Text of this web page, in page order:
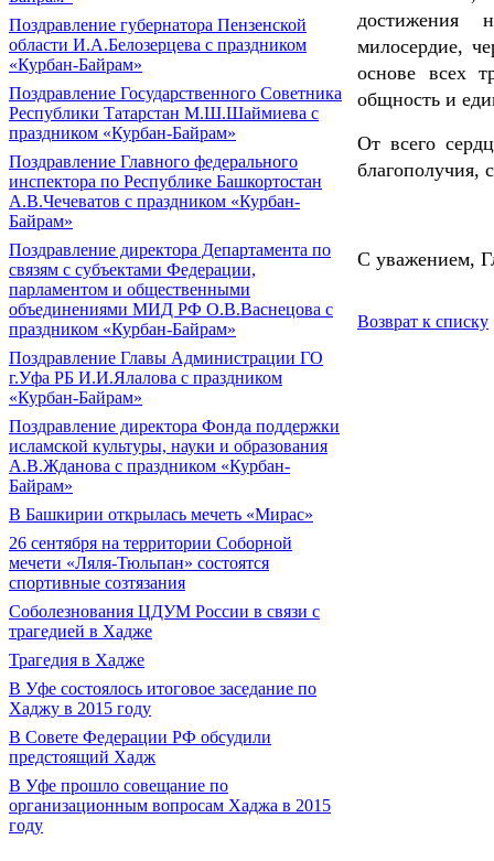
Поздравление губернатора Пензенской
области И.А.Белозерцева с праздником
«Курбан-Байрам»
Поздравление Государственного Советника
Республики Татарстан М.Ш.Шаймиева с
праздником «Курбан-Байрам»
Поздравление Главного федерального
инспектора по Республике Башкортостан
А.В.Чечеватов с праздником «Курбан-
Байрам»
Поздравление директора Департамента по
связям с субъектами Федерации,
парламентом и общественными
объединениями МИД РФ О.В.Васнецова с
праздником «Курбан-Байрам»
Поздравление Главы Администрации ГО
г.Уфа РБ И.И.Ялалова с праздником
«Курбан-Байрам»
Поздравление директора Фонда поддержки
исламской культуры, науки и образования
А.В.Жданова с праздником «Курбан-
Байрам»
В Башкирии открылась мечеть «Мирас»
26 сентября на территории Соборной
мечети «Ляля-Тюльпан» состоятся
спортивные созтязания
Соболезнования ЦДУМ России в связи с
трагедией в Хадже
Трагедия в Хадже
В Уфе состоялось итоговое заседание по
Хаджу в 2015 году
В Совете Федерации РФ обсудили
предстоящий Хадж
В Уфе прошло совещание по
организационным вопросам Хаджа в 2015
году
достижения
милосердие,
основе всех
общность и
От всего
благополучия,
С уважением,
Возврат к списку